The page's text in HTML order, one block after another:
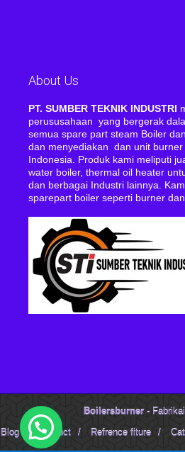
About Us
PT. SUMBER TEKNIK INDUSTRI
perususahaan yang bergerak
semua spare part steam Boiler
dan menyediakan dan unit burner
Indonesia. Produk kami meliputi
water boiler, thermal oil heater
dan berbagai Industri lainnya.
sparepart boiler seperti burner dan
Boilersburner -
Blog
/ Product / Refrence fiture /